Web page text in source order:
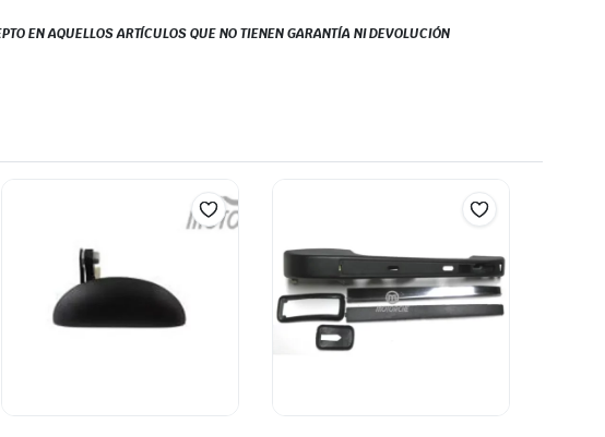
EN AQUELLOS ARTÍCULOS QUE NO TIENEN GARANTÍA NI DEVOLUCIÓN